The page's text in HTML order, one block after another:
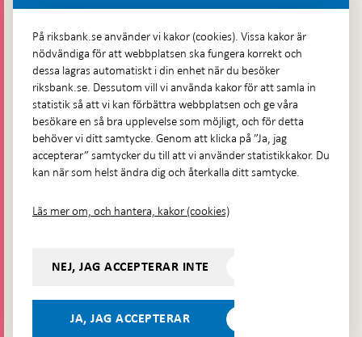
Hitta direkt
Frågor och svar-
Öppnas
i
ny
flik
Till Riksbankens webbarkiv-
Öppnas
i
ny
Presskontakt
Integritetspolicy
Följ oss på sociala medier
YouTubeDela på:Dela på:
Dela
på:
På riksbank.se använder vi kakor (cookies). Vissa kakor är
nödvändiga för att webbplatsen ska fungera korrekt och
dessa lagras automatiskt i din enhet när du besöker
riksbank.se. Dessutom vill vi använda kakor för att samla in
statistik så att vi kan förbättra webbplatsen och ge våra
besökare en så bra upplevelse som möjligt, och för detta
behöver vi ditt samtycke. Genom att klicka på ”Ja, jag
accepterar” samtycker du till att vi använder statistikkakor. Du
kan när som helst ändra dig och återkalla ditt samtycke.
Läs mer om, och hantera, kakor (cookies)
NEJ, JAG ACCEPTERAR INTE
JA, JAG ACCEPTERAR